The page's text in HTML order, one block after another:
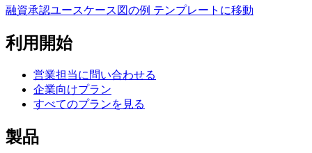
融資承認ユースケース図の例 テンプレートに移動
利用開始
営業担当に問い合わせる
企業向けプラン
すべてのプランを見る
製品